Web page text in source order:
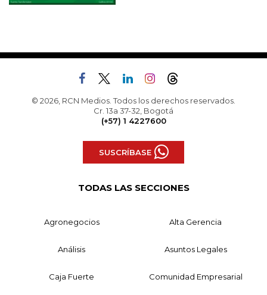
© 2026, RCN Medios. Todos los derechos reservados.
Cr. 13a 37-32, Bogotá
(+57) 1 4227600
SUSCRÍBASE
TODAS LAS SECCIONES
Agronegocios Alta Gerencia
Análisis Asuntos Legales
Caja Fuerte Comunidad Empresarial